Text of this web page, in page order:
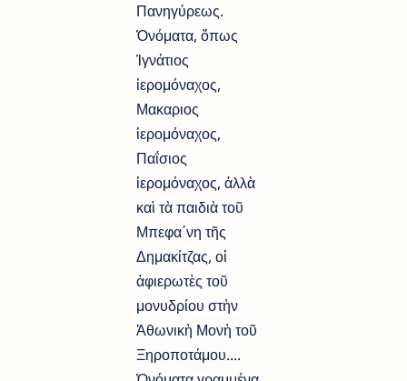
Πανηγύρεως.
Ὀνόματα, ὅπως
Ἰγνάτιος
ἱερομόναχος,
Μακαριος
ἱερομόναχος,
Παΐσιος
ἱερομόναχος, ἀλλὰ
καὶ τὰ παιδιὰ τοῦ
Μπεφα΄νη τῆς
Δημακίτζας, οἱ
ἀφιερωτὲς τοῦ
μονυδρίου στὴν
Ἀθωνικὴ Μονὴ τοῦ
Ξηροποτάμου....